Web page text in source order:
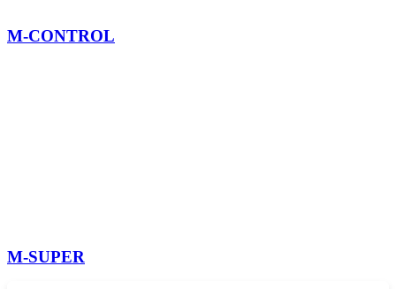
M-CONTROL
M-SUPER